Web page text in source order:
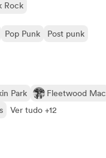
Rock
Pop Punk
Post punk
Park
Fleetwood Mac
Ver tudo +12